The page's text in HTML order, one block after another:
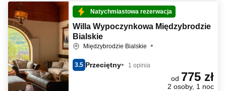
Natychmiastowa rezerwacja
Willa Wypoczynkowa Międzybrodzie
Bialskie
Międzybrodzie Bialskie
3.5 Przeciętny 1 opinia
od 775 zł
2 osoby, 1 noc